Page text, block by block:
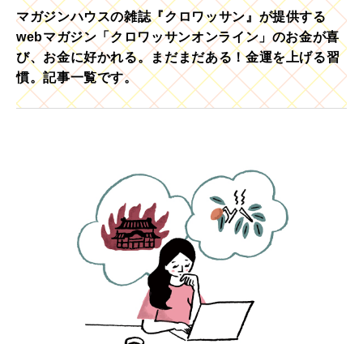
マガジンハウスの雑誌『クロワッサン』が提供する
webマガジン「クロワッサンオンライン」のお金が喜
び、お金に好かれる。まだまだある！金運を上げる習
慣。記事一覧です。